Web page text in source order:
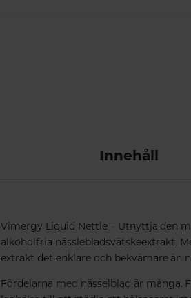
Innehåll
Vimergy Liquid Nettle – Utnyttja den
alkoholfria nässlebladsvätskeextrakt.
extrakt det enklare och bekvämare än
Fördelarna med nässelblad är